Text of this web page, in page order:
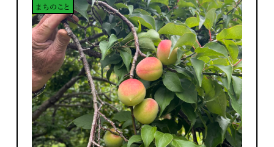
まちのこと